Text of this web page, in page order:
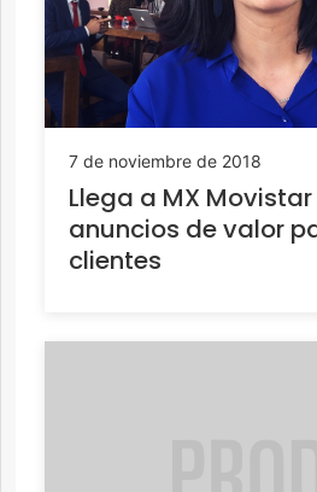
7 de noviembre de 2018
Llega a MX
anuncios de valor
clientes